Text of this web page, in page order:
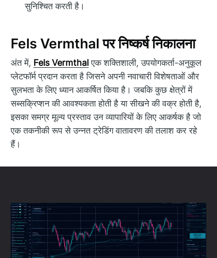
सुनिश्चित करती है।
Fels Vermthal पर निष्कर्ष निकालना
अंत में, Fels Vermthalएक शक्तिशाली, उपयोगकर्ता-अनुकूल
प्लेटफॉर्म प्रदान करता है जिसने अपनी नवाचारी विशेषताओं और
सुलभता के लिए ध्यान आकर्षित किया है। जबकि कुछ क्षेत्रों में
सब्सक्रिप्शन की आवश्यकता होती है या सीखने की वक्र होती है,
इसका समग्र मूल्य प्रस्ताव उन व्यापारियों के लिए आकर्षक है जो
एक तकनीकी रूप से उन्नत ट्रेडिंग वातावरण की तलाश कर रहे
हैं।